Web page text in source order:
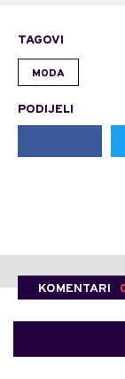
TAGOVI
MODA
PODIJELI
KOMENTARI